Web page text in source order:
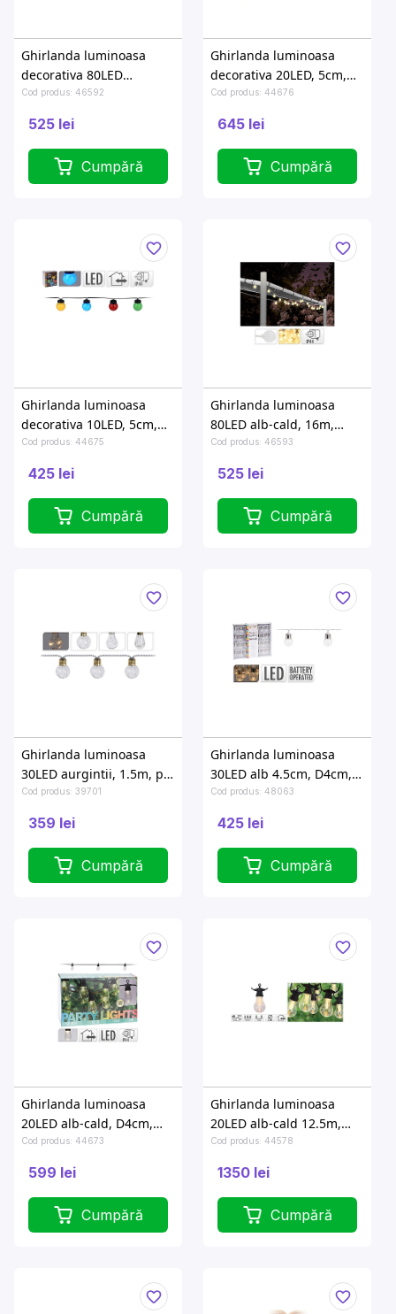
Ghirlanda luminoasa
decorativa 80LED
multicolora, 16m, D2.5cm
Cod produs: 46592
525 lei
Cumpără
Ghirlanda luminoasa
decorativa 20LED, 5cm,
colore, 9.5m
Cod produs: 44676
645 lei
Cumpără
Ghirlanda luminoasa
decorativa 10LED, 5cm,
colore
Cod produs: 44675
425 lei
Cumpără
Ghirlanda luminoasa
80LED alb-cald, 16m,
D2.5cm
Cod produs: 46593
525 lei
Cumpără
Ghirlanda luminoasa
30LED aurgintii, 1.5m, pe
baterii, in/out
Cod produs: 39701
359 lei
Cumpără
Ghirlanda luminoasa
30LED alb 4.5cm, D4cm,
pe baterie
Cod produs: 48063
425 lei
Cumpără
Ghirlanda luminoasa
20LED alb-cald, D4cm,
12.5m
Cod produs: 44673
599 lei
Cumpără
Ghirlanda luminoasa
20LED alb-cald 12.5m,
A60, D6cm
Cod produs: 44578
1350 lei
Cumpără